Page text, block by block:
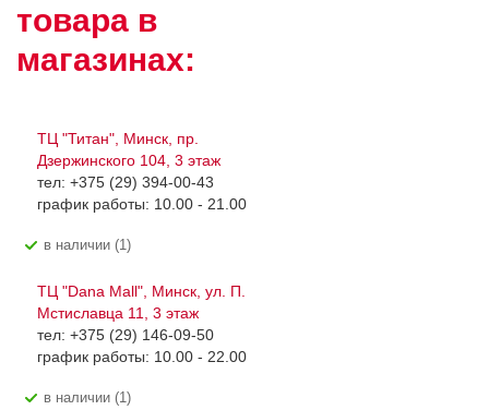
товара в
магазинах:
ТЦ "Титан", Минск, пр.
Дзержинского 104, 3 этаж
тел: +375 (29) 394-00-43
график работы: 10.00 - 21.00
В наличии (1)
ТЦ "Dana Mall", Минск, ул. П.
Мстиславца 11, 3 этаж
тел: +375 (29) 146-09-50
график работы: 10.00 - 22.00
В наличии (1)